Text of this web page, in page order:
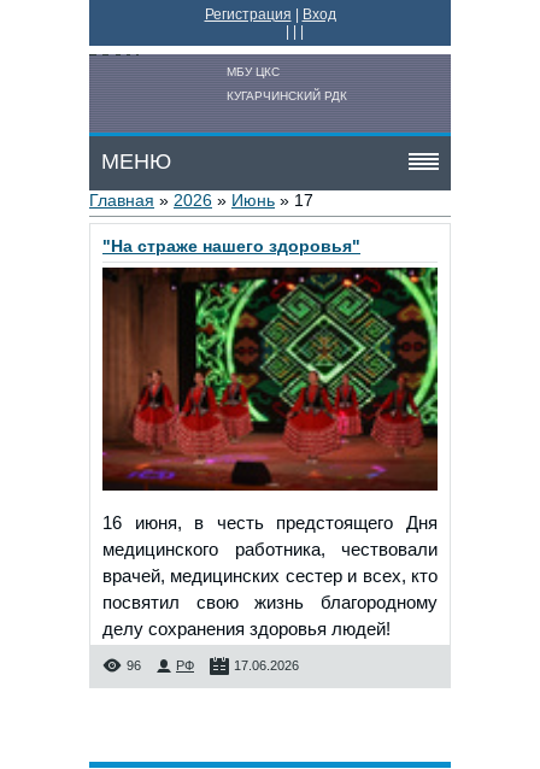
Регистрация
Вход
МБУ ЦКС
КУГАРЧИНСКИЙ РДК
МЕНЮ
Главная » 2026 » Июнь » 17
"На страже нашего здоровья"
16 июня, в честь предстоящего Дня
медицинского работника, чествовали
врачей, медицинских сестер и всех, кто
посвятил свою жизнь благородному
делу сохранения здоровья людей!
96 РФ 17.06.2026